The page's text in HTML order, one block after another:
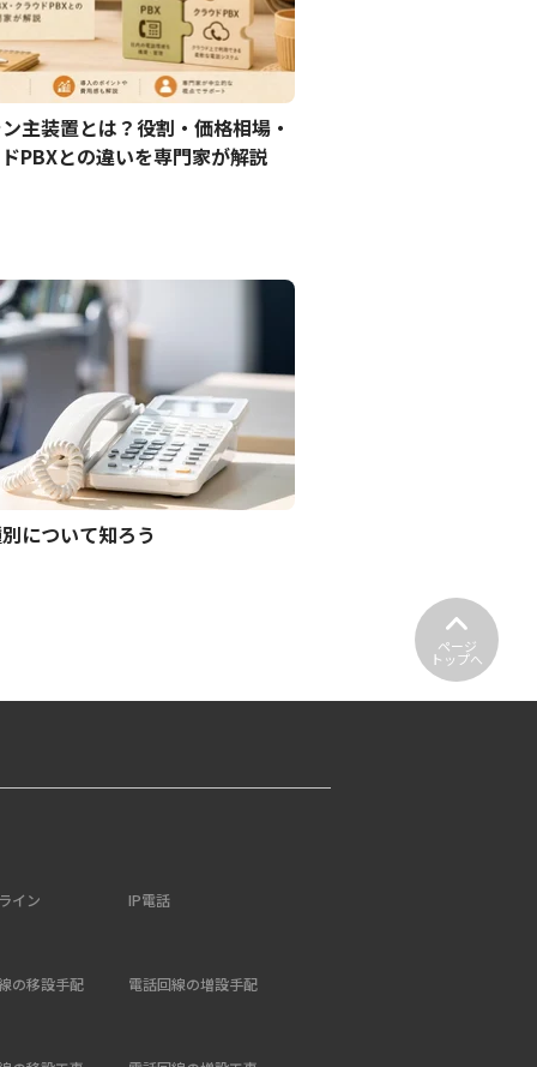
主装置とは？役割・価格相場・
PBXとの違いを専門家が解説
について知ろう
ページ
トップへ
イン IP電話
の移設手配 電話回線の増設手配